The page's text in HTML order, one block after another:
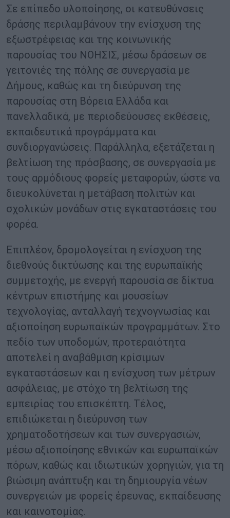
Σε επίπεδο υλοποίησης, οι κατευθύνσεις
δράσης περιλαμβάνουν την ενίσχυση της
εξωστρέφειας και της κοινωνικής
παρουσίας του ΝΟΗΣΙΣ, μέσω δράσεων σε
γειτονιές της πόλης σε συνεργασία με
Δήμους, καθώς και τη διεύρυνση της
παρουσίας στη Βόρεια Ελλάδα και
πανελλαδικά, με περιοδεύουσες εκθέσεις,
εκπαιδευτικά προγράμματα και
συνδιοργανώσεις. Παράλληλα, εξετάζεται η
βελτίωση της πρόσβασης, σε συνεργασία με
τους αρμόδιους φορείς μεταφορών, ώστε να
διευκολύνεται η μετάβαση πολιτών και
σχολικών μονάδων στις εγκαταστάσεις του
φορέα.
Επιπλέον, δρομολογείται η ενίσχυση της
διεθνούς δικτύωσης και της ευρωπαϊκής
συμμετοχής, με ενεργή παρουσία σε δίκτυα
κέντρων επιστήμης και μουσείων
τεχνολογίας, ανταλλαγή τεχνογνωσίας και
αξιοποίηση ευρωπαϊκών προγραμμάτων. Στο
πεδίο των υποδομών, προτεραιότητα
αποτελεί η αναβάθμιση κρίσιμων
εγκαταστάσεων και η ενίσχυση των μέτρων
ασφάλειας, με στόχο τη βελτίωση της
εμπειρίας του επισκέπτη. Τέλος,
επιδιώκεται η διεύρυνση των
χρηματοδοτήσεων και των συνεργασιών,
μέσω αξιοποίησης εθνικών και ευρωπαϊκών
πόρων, καθώς και ιδιωτικών χορηγιών, για τη
βιώσιμη ανάπτυξη και τη δημιουργία νέων
συνεργειών με φορείς έρευνας, εκπαίδευσης
και καινοτομίας.